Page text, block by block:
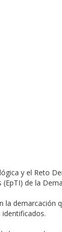
y el Reto
de la
la demarcación